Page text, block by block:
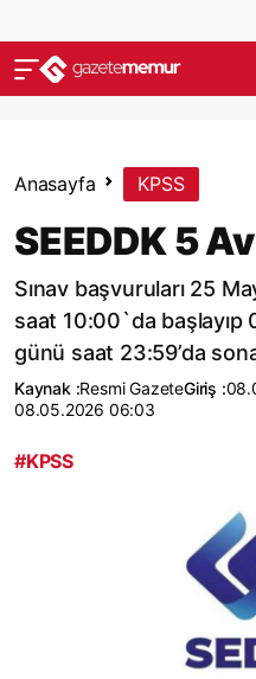
Anasayfa KPSS
SEEDDK 5
Sınav başvuruları 25
saat 10:00`da başlayıp
günü saat 23:59’da
Kaynak :Resmi GazeteGiriş :
08.05.2026 06:03
#KPSS